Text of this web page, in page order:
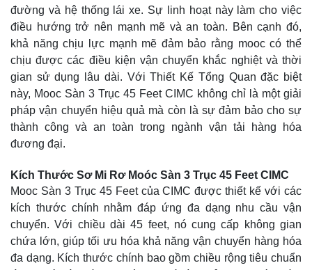
đường và hệ thống lái xe. Sự linh hoạt này làm cho việc
điều hướng trở nên mạnh mẽ và an toàn. Bên cạnh đó,
khả năng chịu lực mạnh mẽ đảm bảo rằng mooc có thể
chịu được các điều kiện vận chuyển khắc nghiệt và thời
gian sử dụng lâu dài. Với Thiết Kế Tổng Quan đặc biệt
này, Mooc Sàn 3 Trục 45 Feet CIMC không chỉ là một giải
pháp vận chuyển hiệu quả mà còn là sự đảm bảo cho sự
thành công và an toàn trong ngành vận tải hàng hóa
đương đại.
Kích Thước Sơ Mi Rơ Moóc Sàn 3 Trục 45 Feet CIMC
Mooc Sàn 3 Trục 45 Feet của CIMC được thiết kế với các
kích thước chính nhằm đáp ứng đa dạng nhu cầu vận
chuyển. Với chiều dài 45 feet, nó cung cấp không gian
chứa lớn, giúp tối ưu hóa khả năng vận chuyển hàng hóa
đa dạng. Kích thước chính bao gồm chiều rộng tiêu chuẩn